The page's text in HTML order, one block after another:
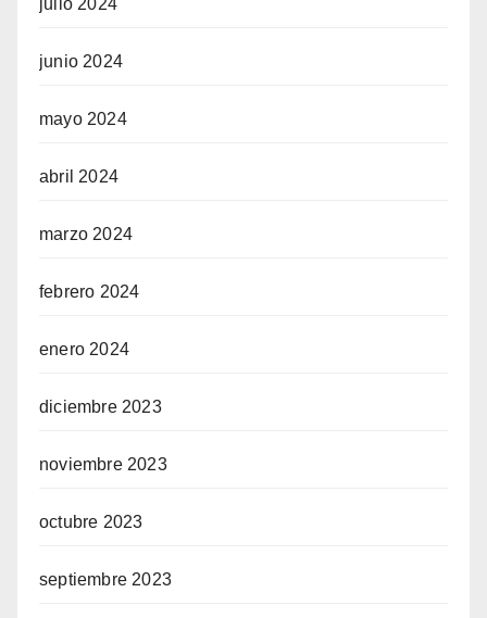
julio 2024
junio 2024
mayo 2024
abril 2024
marzo 2024
febrero 2024
enero 2024
diciembre 2023
noviembre 2023
octubre 2023
septiembre 2023